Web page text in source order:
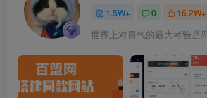
1.5W+ 0 16.2W+
世界上对勇气的最大考验是